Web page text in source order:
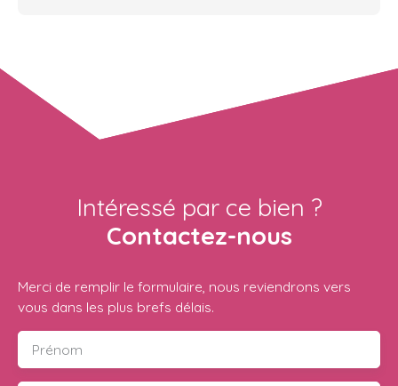
Intéressé par ce bien ?
Contactez-nous
Merci de remplir le formulaire, nous reviendrons vers
vous dans les plus brefs délais.
Prénom